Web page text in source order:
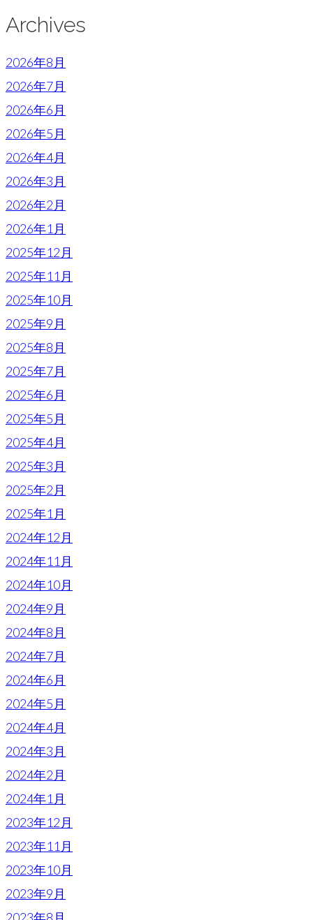
Archives
2026年8月
2026年7月
2026年6月
2026年5月
2026年4月
2026年3月
2026年2月
2026年1月
2025年12月
2025年11月
2025年10月
2025年9月
2025年8月
2025年7月
2025年6月
2025年5月
2025年4月
2025年3月
2025年2月
2025年1月
2024年12月
2024年11月
2024年10月
2024年9月
2024年8月
2024年7月
2024年6月
2024年5月
2024年4月
2024年3月
2024年2月
2024年1月
2023年12月
2023年11月
2023年10月
2023年9月